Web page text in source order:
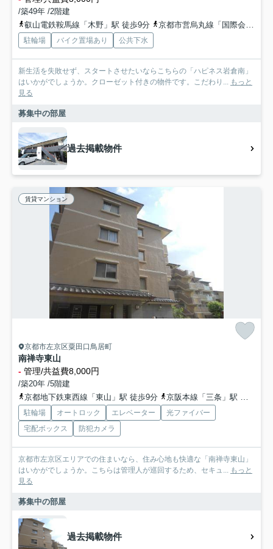
/築49年 /2階建
叡山電鉄鞍馬線「木野」駅 徒歩9分
京都市営烏丸線「国際会館」駅 徒歩12分
駐輪場 バイク置場あり 公共下水
新生活を失敗せず、スタートさせたいならこちらの「ハピネス岩倉南」
はいかがでしょうか。クローゼット付きの物件です。こだわり... もっと
見る
募集中の部屋
過去掲載物件
賃貸マンション
京都市左京区粟田口鳥居町
南禅寺東山
- 管理/共益費8,000円
/築20年 /5階建
京都地下鉄東西線「東山」駅 徒歩9分
京阪本線「三条」駅 徒歩18分
駐輪場 オートロック エレベーター
光ファイバー
宅配ボックス
防犯カメラ
京都市左京区エリアでの住まいなら、住み心地も快適な「南禅寺東山」
はいかがでしょうか。こちらは管理人が巡回するため、セキュ... もっと
見る
募集中の部屋
過去掲載物件